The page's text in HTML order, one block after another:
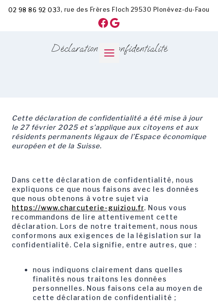
02 98 86 92 033, rue des Frères Floch 29530 Plonévez-du-Faou
Facebook
Google
Déclaration de confidentialité
Cette déclaration de confidentialité a été mise à jour
le 27 février 2025 et s’applique aux citoyens et aux
résidents permanents légaux de l’Espace économique
européen et de la Suisse.
Dans cette déclaration de confidentialité, nous
expliquons ce que nous faisons avec les données
que nous obtenons à votre sujet via
https://www.charcuterie-guiziou.fr. Nous vous
recommandons de lire attentivement cette
déclaration. Lors de notre traitement, nous nous
conformons aux exigences de la législation sur la
confidentialité. Cela signifie, entre autres, que :
nous indiquons clairement dans quelles
finalités nous traitons les données
personnelles. Nous faisons cela au moyen de
cette déclaration de confidentialité ;